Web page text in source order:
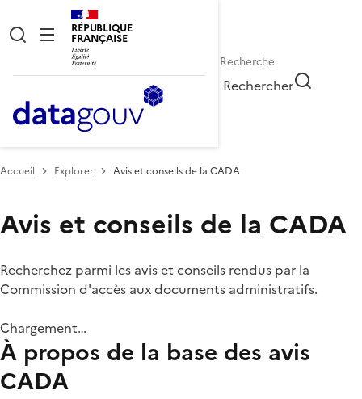
RÉPUBLIQUE
FRANÇAISE
Rechercher
Accueil Explorer Avis et conseils de la CADA
Avis et conseils de la CADA
Recherchez parmi les avis et conseils rendus par la
Commission d'accès aux documents administratifs.
Chargement…
À propos de la base des avis
CADA